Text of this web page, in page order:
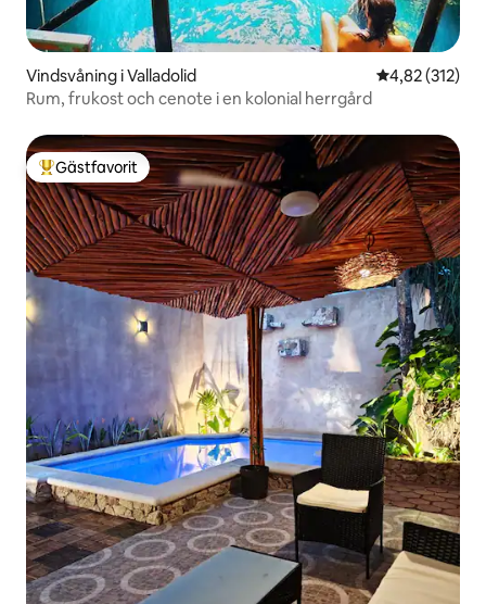
Vindsvåning i Valladolid 4,82 av 5 i
4,82 (312)
Rum, frukost och cenote i en kolonial herrgård
Populär gästfavorit
Gästfavorit